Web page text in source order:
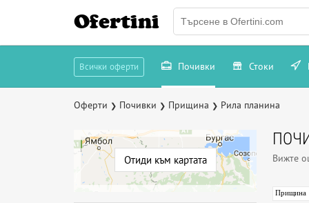
Ofertini
Всички оферти Почивки Стоки
Оферти ❯ Почивки ❯ Прищина ❯ Рила планина
Отиди към картата Вижте
Прищина